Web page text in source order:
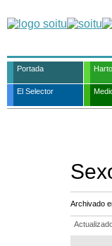
Portada
El Selector
Archivado